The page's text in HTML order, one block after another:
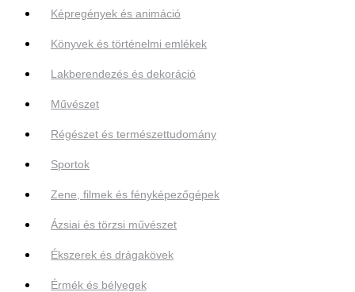
Képregények és animáció
Könyvek és történelmi emlékek
Lakberendezés és dekoráció
Művészet
Régészet és természettudomány
Sportok
Zene, filmek és fényképezőgépek
Ázsiai és törzsi művészet
Ékszerek és drágakövek
Érmék és bélyegek